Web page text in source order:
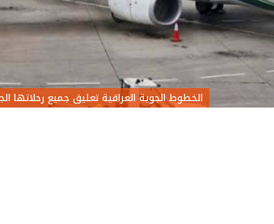
الخطوط الجوية العراقية تعليق جميع رحلاتها